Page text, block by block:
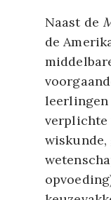
Naast de
de
leerlingen
verplichte
wiskunde,